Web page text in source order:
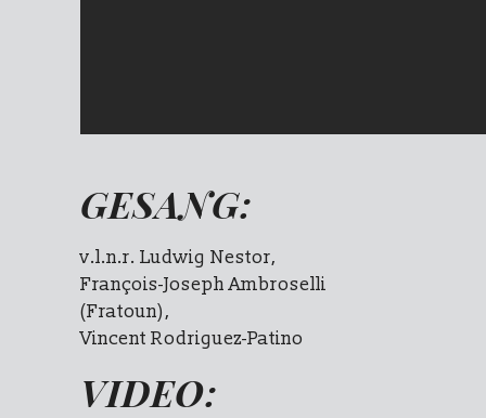
GESANG:
v.l.n.r. Ludwig Nestor,
François-Joseph Ambroselli
(Fratoun),
Vincent Rodriguez-Patino
VIDEO: